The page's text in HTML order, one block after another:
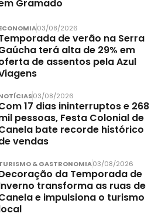
Gramado
03/08/2026
de verão na Serra
terá alta de 29% em
de assentos pela Azul
03/08/2026
17 dias ininterruptos e 268
pessoas, Festa Colonial de
bate recorde histórico
vendas
& GASTRONOMIA03/08/2026
da Temporada de
transforma as ruas de
e impulsiona o turismo